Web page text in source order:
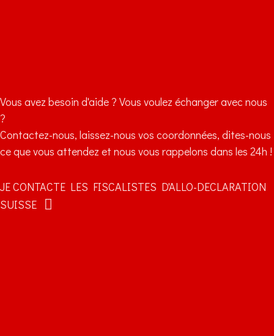
Vous avez besoin d'aide ? Vous voulez échanger avec nous
?
Contactez-nous, laissez-nous vos coordonnées, dites-nous
ce que vous attendez et nous vous rappelons dans les 24h !
JE CONTACTE LES FISCALISTES D'ALLO-DECLARATION
SUISSE